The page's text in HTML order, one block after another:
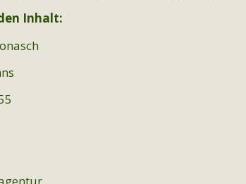
Inhalt: